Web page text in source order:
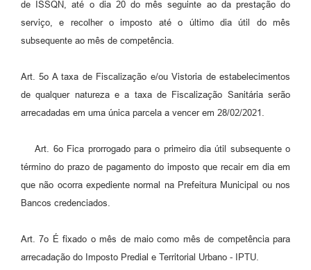
de ISSQN, até o dia 20 do mês seguinte ao da prestação do
serviço, e recolher o imposto até o último dia útil do mês
subsequente ao mês de competência.
Art. 5o A taxa de Fiscalização e/ou Vistoria de estabelecimentos
de qualquer natureza e a taxa de Fiscalização Sanitária serão
arrecadadas em uma única parcela a vencer em 28/02/2021.
Art. 6o Fica prorrogado para o primeiro dia útil subsequente o
término do prazo de pagamento do imposto que recair em dia em
que não ocorra expediente normal na Prefeitura Municipal ou nos
Bancos credenciados.
Art. 7o É fixado o mês de maio como mês de competência para
arrecadação do Imposto Predial e Territorial Urbano - IPTU.